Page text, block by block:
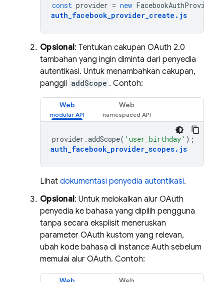
const provider = new FacebookAuthProvider
auth_facebook_provider_create . js
Opsional: Tentukan cakupan OAuth 2.0
tambahan yang ingin diminta dari penyedia
autentikasi. Untuk menambahkan cakupan,
panggil addScope . Contoh:
Web Web
provider .addScope( 'user_birthday' );
auth_facebook_provider_scopes. js
Lihat dokumentasi penyedia autentikasi.
Opsional: Untuk melokalkan alur OAuth
penyedia ke bahasa yang dipilih pengguna
tanpa secara eksplisit meneruskan
parameter OAuth kustom yang relevan,
ubah kode bahasa di instance Auth sebelum
memulai alur OAuth. Contoh: